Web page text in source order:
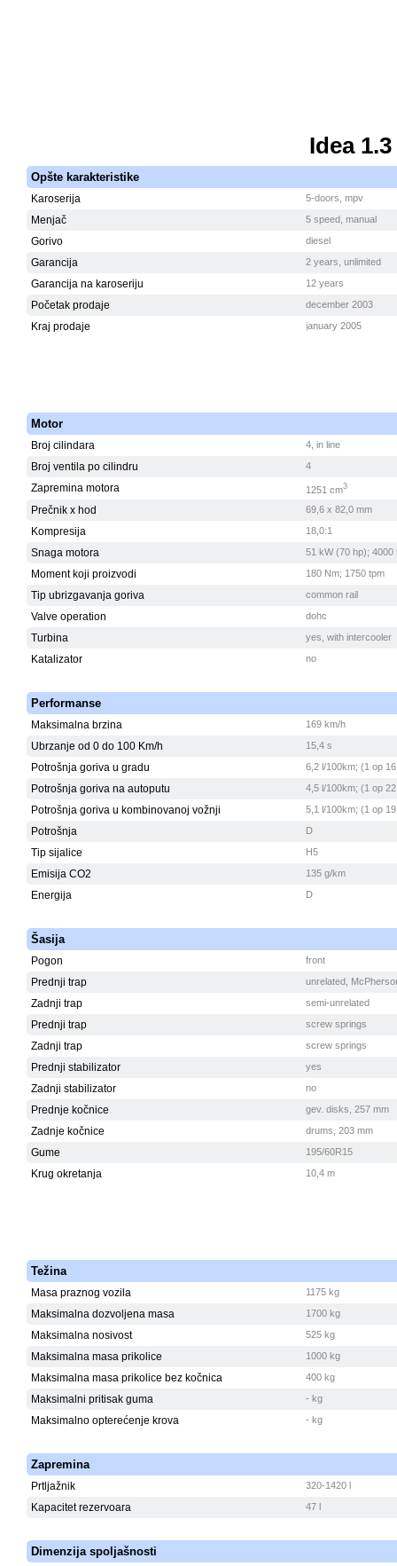
Idea
Opšte karakteristike
Karoserija 5-doors, mpv
Menjač 5 speed, manual
Gorivo diesel
Garancija 2 years, unlimited
Garancija na karoseriju 12 years
Početak prodaje december 2003
Kraj prodaje january 2005
Motor
Broj cilindara 4, in line
Broj ventila po cilindru 4
Zapremina motora 1251 cm3
Prečnik x hod 69,6 x 82,0 mm
Kompresija 18,0:1
Snaga motora 51 kW (70 hp); 4000
Moment koji proizvodi 180 Nm; 1750 tpm
Tip ubrizgavanja goriva common rail
Valve operation dohc
Turbina yes, with intercooler
Katalizator no
Performanse
Maksimalna brzina 169 km/h
Ubrzanje od 0 do 100 Km/h 15,4 s
Potrošnja goriva u gradu 6,2 l/100km; (1 op
Potrošnja goriva na autoputu 4,5 l/100km; (1 op
Potrošnja goriva u kombinovanoj vožnji 5,1 l/100km; (1 op
Potrošnja D
Tip sijalice H5
Emisija CO2 135 g/km
Energija D
Šasija
Pogon front
Prednji trap unrelated,
Zadnji trap semi-unrelated
Prednji trap screw springs
Zadnji trap screw springs
Prednji stabilizator yes
Zadnji stabilizator no
Prednje kočnice gev. disks, 257 mm
Zadnje kočnice drums, 203 mm
Gume 195/60R15
Krug okretanja 10,4 m
Težina
Masa praznog vozila 1175 kg
Maksimalna dozvoljena masa 1700 kg
Maksimalna nosivost 525 kg
Maksimalna masa prikolice 1000 kg
Maksimalna masa prikolice bez kočnica 400 kg
Maksimalni pritisak guma - kg
Maksimalno opterećenje krova - kg
Zapremina
Prtljažnik 320-1420 l
Kapacitet rezervoara 47 l
Dimenzija spoljašnosti